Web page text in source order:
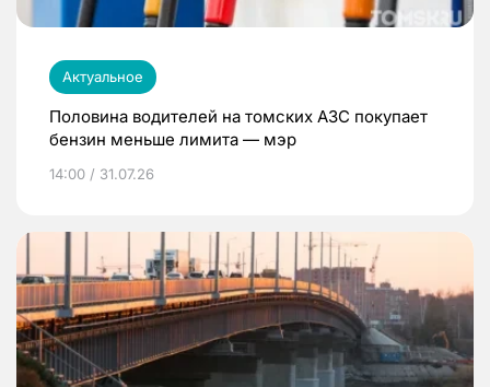
Актуальное
Половина водителей на томских АЗС покупает
бензин меньше лимита — мэр
14:00 / 31.07.26